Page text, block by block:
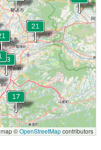
map ©OpenStreetMapcontributors